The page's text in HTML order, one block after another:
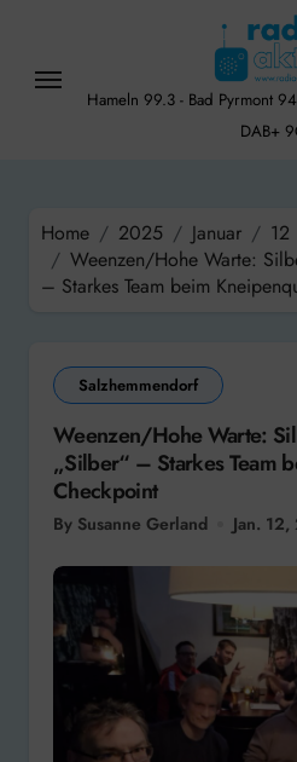
content
Hameln 99.3 - Bad Pyrmont
DAB+
Home 2025 Januar
12
Weenzen/Hohe Warte:
– Starkes Team beim
Salzhemmendorf
Weenzen/Hohe Warte:
„Silber“ – Starkes Team
Checkpoint
By Susanne Gerland Jan.